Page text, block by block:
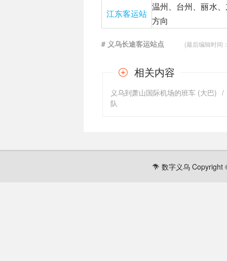
江东客运站
温州、台州、丽水
方向
# 义乌长途客运站点 {最后编辑时间：
相关内容
义乌到萧山国际机场的班车 (大巴) /
队
数字义乌